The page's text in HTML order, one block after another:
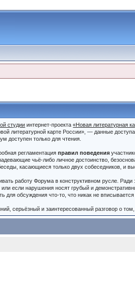
студии интернет-проекта«Новая литературная
литературной карте России», — данные
доступен только для чтения.
регламентацияправил поведения
чьё-либо личное достоинство,
касающиеся только двух собеседников, и
работу Форума в конструктивном русле.
если нарушения носят грубый и
для обсуждения что-то, что никак не
серьёзный и заинтересованный разговор о